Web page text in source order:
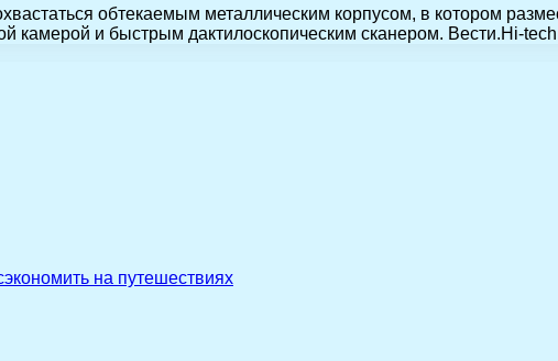
обтекаемым металлическим корпусом, в котором
камерой и быстрым дактилоскопическим сканером. Вести.Hi-
на путешествиях